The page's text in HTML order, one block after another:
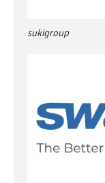
sukigroup